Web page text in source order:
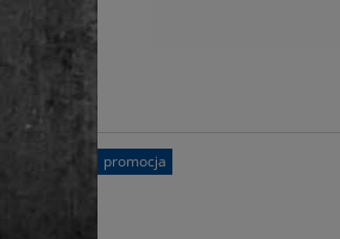
promocja